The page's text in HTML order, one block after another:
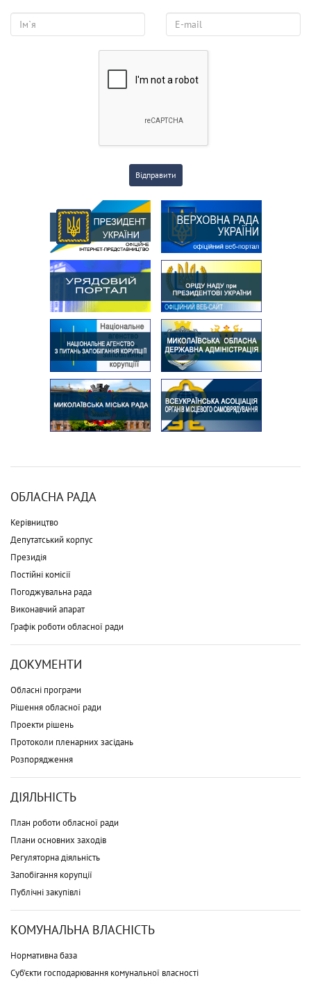
Відправити
ОБЛАСНА РАДА
Керівництво
Депутатський корпус
Президія
Постійні комісії
Погоджувальна рада
Виконавчий апарат
Графік роботи обласної ради
ДОКУМЕНТИ
Обласні програми
Рішення обласної ради
Проекти рішень
Протоколи пленарних засідань
Розпорядження
ДІЯЛЬНІСТЬ
План роботи обласної ради
Плани основних заходів
Регуляторна діяльність
Запобігання корупції
Публічні закупівлі
КОМУНАЛЬНА ВЛАСНІСТЬ
Нормативна база
Суб'єкти господарювання комунальної власності